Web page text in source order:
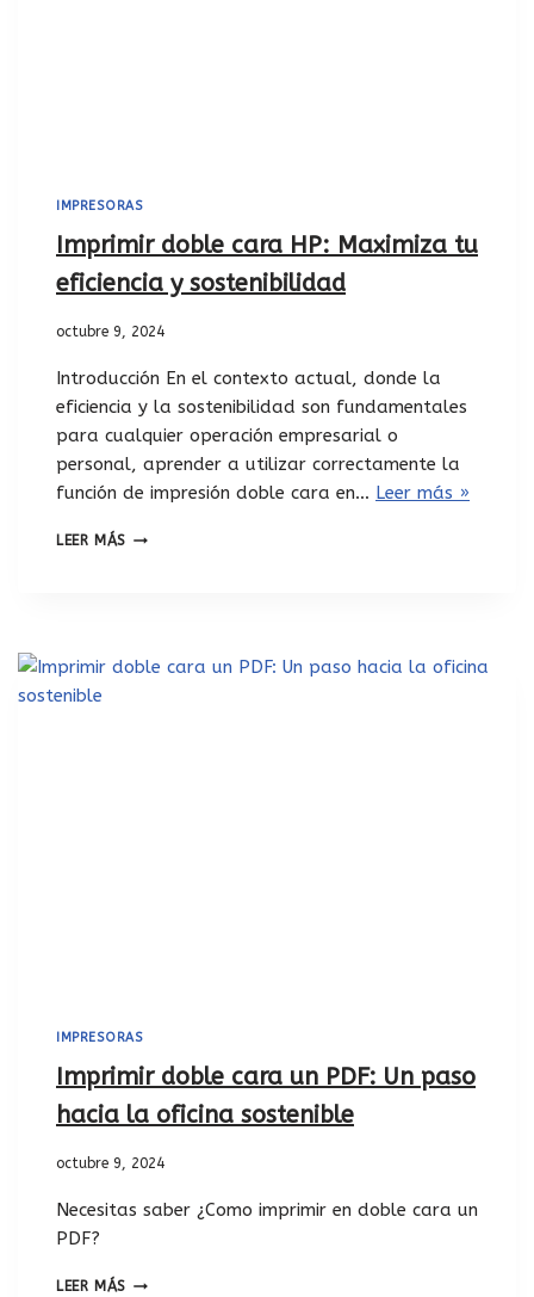
IMPRESORAS
Imprimir doble cara HP: Maximiza tu
eficiencia y sostenibilidad
octubre 9, 2024
Introducción En el contexto actual, donde la
eficiencia y la sostenibilidad son fundamentales
para cualquier operación empresarial o
personal, aprender a utilizar correctamente la
función de impresión doble cara en… Leer más »
LEER MÁS
IMPRESORAS
Imprimir doble cara un PDF: Un paso
hacia la oficina sostenible
octubre 9, 2024
Necesitas saber ¿Como imprimir en doble cara un
PDF?
LEER MÁS